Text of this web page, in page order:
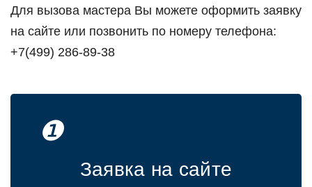
Для вызова мастера Вы можете оформить заявку
на сайте или позвонить по номеру телефона:
+7(499) 286-89-38
❶
Заявка на сайте